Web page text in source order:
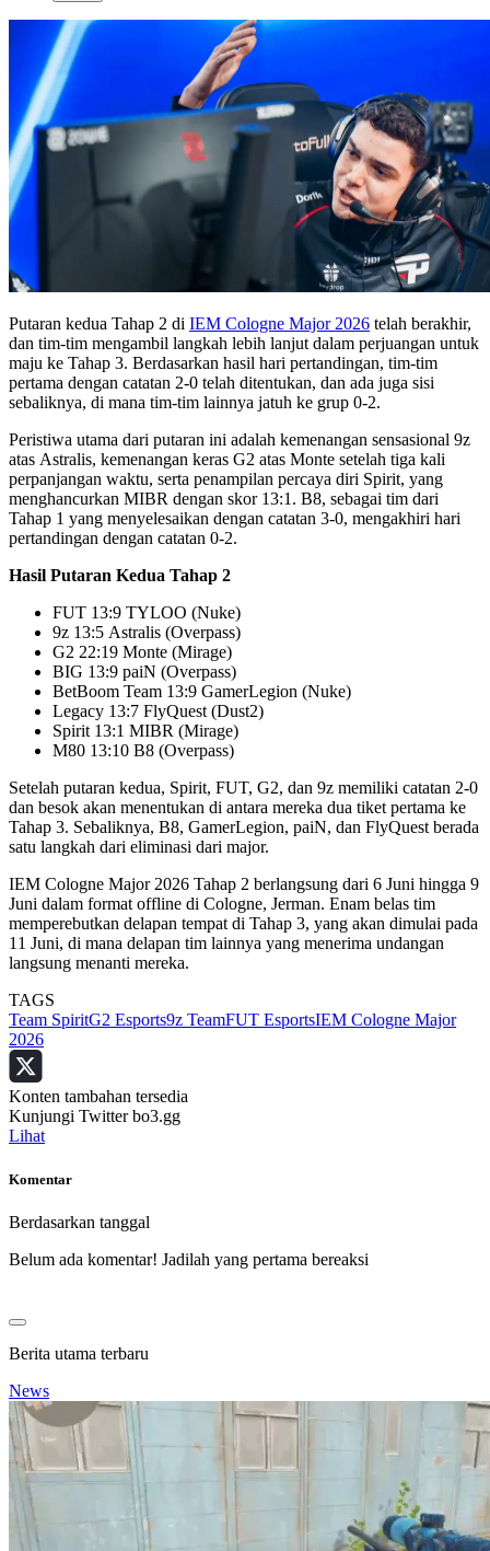
Putaran kedua Tahap 2 di IEM Cologne Major 2026 telah berakhir,
dan tim-tim mengambil langkah lebih lanjut dalam perjuangan untuk
maju ke Tahap 3. Berdasarkan hasil hari pertandingan, tim-tim
pertama dengan catatan 2-0 telah ditentukan, dan ada juga sisi
sebaliknya, di mana tim-tim lainnya jatuh ke grup 0-2.
Peristiwa utama dari putaran ini adalah kemenangan sensasional 9z
atas Astralis, kemenangan keras G2 atas Monte setelah tiga kali
perpanjangan waktu, serta penampilan percaya diri Spirit, yang
menghancurkan MIBR dengan skor 13:1. B8, sebagai tim dari
Tahap 1 yang menyelesaikan dengan catatan 3-0, mengakhiri hari
pertandingan dengan catatan 0-2.
Hasil Putaran Kedua Tahap 2
FUT 13:9 TYLOO (Nuke)
9z 13:5 Astralis (Overpass)
G2 22:19 Monte (Mirage)
BIG 13:9 paiN (Overpass)
BetBoom Team 13:9 GamerLegion (Nuke)
Legacy 13:7 FlyQuest (Dust2)
Spirit 13:1 MIBR (Mirage)
M80 13:10 B8 (Overpass)
Setelah putaran kedua, Spirit, FUT, G2, dan 9z memiliki catatan 2-0
dan besok akan menentukan di antara mereka dua tiket pertama ke
Tahap 3. Sebaliknya, B8, GamerLegion, paiN, dan FlyQuest berada
satu langkah dari eliminasi dari major.
IEM Cologne Major 2026 Tahap 2 berlangsung dari 6 Juni hingga 9
Juni dalam format offline di Cologne, Jerman. Enam belas tim
memperebutkan delapan tempat di Tahap 3, yang akan dimulai pada
11 Juni, di mana delapan tim lainnya yang menerima undangan
langsung menanti mereka.
TAGS
Team SpiritG2 Esports9z TeamFUT EsportsIEM Cologne Major
2026
Konten tambahan tersedia
Kunjungi Twitter bo3.gg
Lihat
Komentar
Berdasarkan tanggal
Belum ada komentar! Jadilah yang pertama bereaksi
Berita utama terbaru
News